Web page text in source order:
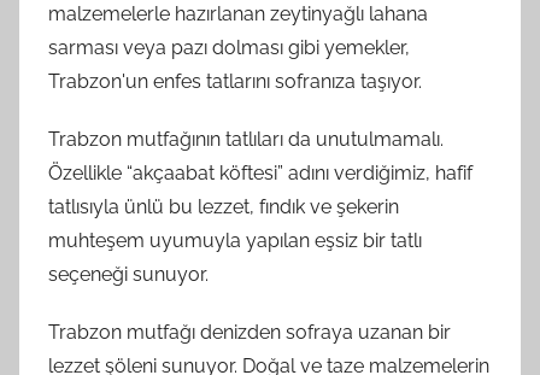
malzemelerle hazırlanan zeytinyağlı lahana
sarması veya pazı dolması gibi yemekler,
Trabzon'un enfes tatlarını sofranıza taşıyor.
Trabzon mutfağının tatlıları da unutulmamalı.
Özellikle “akçaabat köftesi” adını verdiğimiz, hafif
tatlısıyla ünlü bu lezzet, fındık ve şekerin
muhteşem uyumuyla yapılan eşsiz bir tatlı
seçeneği sunuyor.
Trabzon mutfağı denizden sofraya uzanan bir
lezzet şöleni sunuyor. Doğal ve taze malzemelerin